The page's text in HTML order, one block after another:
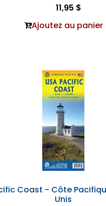
11,95 $
Ajoutez au panier
Coast - Côte
Unis